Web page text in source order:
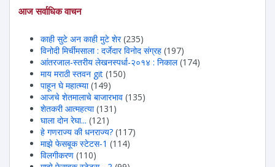
आज सर्वाधिक वाचन
काही सुटे अन काही मुटे शेर (235)
विनोदी मिर्चीमसाला : दर्जेदार विनोद संग्रह (197)
आंतरजाल-स्तरीय लेखनस्पर्धा-२०१४ : निकाल (174)
माय मराठी स्तवन git (150)
पाहून घे महात्म्या (149)
आजचे शेतमालाचे बाजारभाव (135)
शेतकरी आत्महत्या (131)
घाला दोन रेघा... (121)
हे गणराज्य की धनराज्य? (117)
माझे फेसबूक स्टेटस-1 (114)
विलगीकरण (110)